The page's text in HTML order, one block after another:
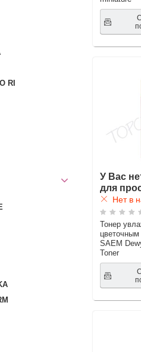
У Вас
для
Нет в
Тонер
SAEM
Toner
RI